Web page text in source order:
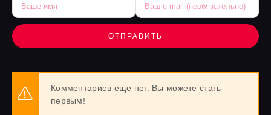
ОТПРАВИТЬ
Комментариев еще нет. Вы можете стать
первым!